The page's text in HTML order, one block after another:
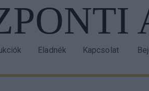
Eladnék Kapcsolat